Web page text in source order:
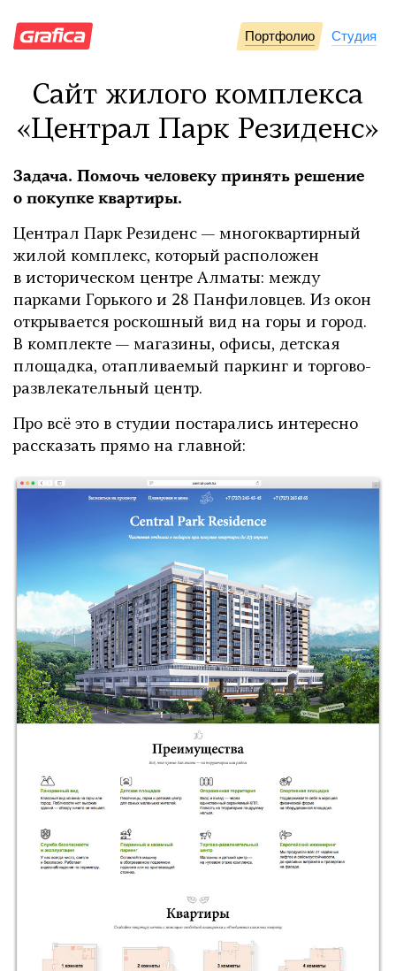
Портфолио Студия
Сайт жилого комплекса
«Централ Парк Резиденс»
Задача. Помочь человеку принять решение
о покупке квартиры.
Централ Парк Резиденс — многоквартирный
жилой комплекс, который расположен
в историческом центре Алматы: между
парками Горького и 28 Панфиловцев. Из окон
открывается роскошный вид на горы и город.
В комплекте — магазины, офисы, детская
площадка, отапливаемый паркинг и торгово-
развлекательный центр.
Про всё это в студии постарались интересно
рассказать прямо на главной: